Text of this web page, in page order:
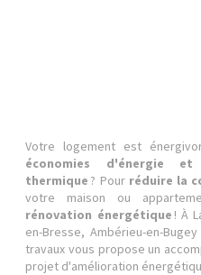
Votre logement est
économies d'énergie
thermique ? Pour réduire la
votre maison ou
rénovation énergétique ! À
en-Bresse, Ambérieu-en-
travaux vous propose un
projet d'amélioration